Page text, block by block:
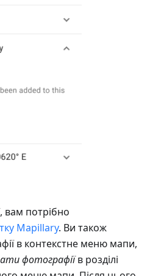
вам потрібно
Mapillary. Ви також
в контекстне меню мапи,
фотографіїв розділі